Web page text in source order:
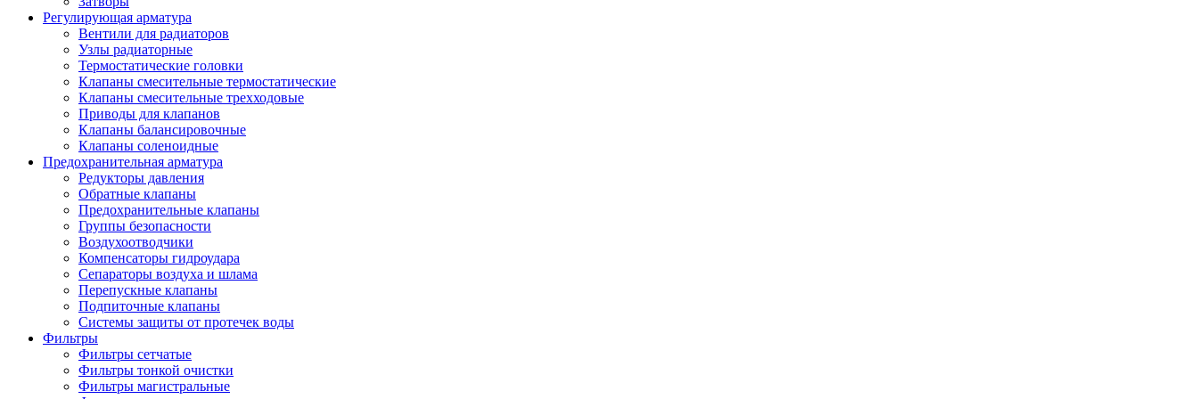
Регулирующая арматура
Вентили для радиаторов
Узлы радиаторные
Термостатические головки
Клапаны смесительные термостатические
Клапаны смесительные трехходовые
Приводы для клапанов
Клапаны балансировочные
Клапаны соленоидные
Предохранительная арматура
Редукторы давления
Обратные клапаны
Предохранительные клапаны
Группы безопасности
Воздухоотводчики
Компенсаторы гидроудара
Сепараторы воздуха и шлама
Перепускные клапаны
Подпиточные клапаны
Системы защиты от протечек воды
Фильтры
Фильтры сетчатые
Фильтры тонкой очистки
Фильтры магистральные